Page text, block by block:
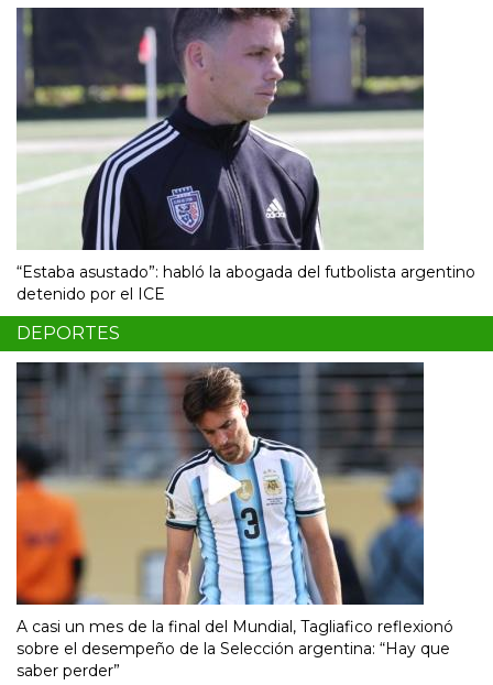
“Estaba asustado”: habló la abogada del futbolista argentino
detenido por el ICE
DEPORTES
A casi un mes de la final del Mundial, Tagliafico reflexionó
sobre el desempeño de la Selección argentina: “Hay que
saber perder”